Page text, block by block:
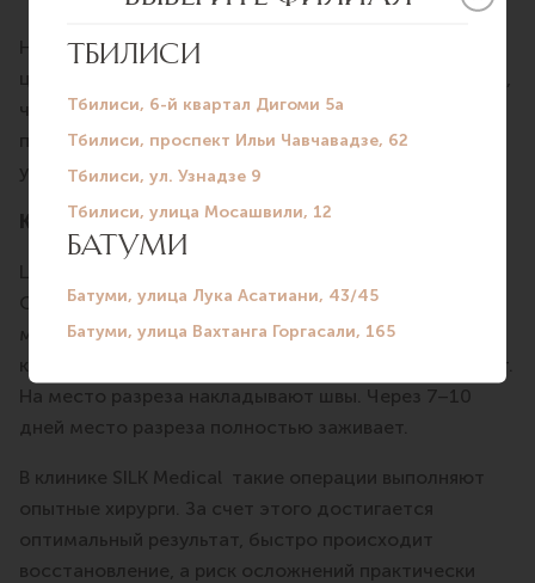
Некоторые мужчины предпочитают выполнить
циркумцизио без медицинских показаний, например,
чтобы убрать очень длинную крайнюю плоть,
повысить продолжительность полового акта,
упростить интимную гигиену и снизить риск ИППП.
Как проходит операция?
Циркумцизио в среднем продолжается 10 минут.
Обязательно используется анестезия для
минимизации болевых ощущений. Врач оттягивает
крайнюю плоть, захватывает ее зажимом и отсекает.
На место разреза накладывают швы. Через 7–10
дней место разреза полностью заживает.
В клинике SILK Medical такие операции выполняют
опытные хирурги. За счет этого достигается
оптимальный результат, быстро происходит
восстановление, а риск осложнений практически